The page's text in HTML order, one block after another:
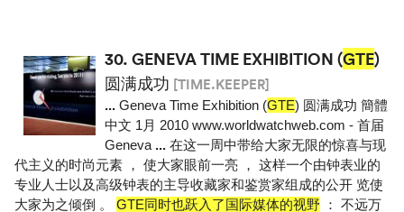
30. GENEVA TIME EXHIBITION (GTE)
圆满成功 [TIME.KEEPER]
... Geneva Time Exhibition (GTE) 圆满成功 簡體
中文 1月 2010 www.worldwatchweb.com - 首届
Geneva ... 在这一周中带给大家无限的惊喜与现
代主义的时尚元素 ， 使大家眼前一亮 ， 这样一个由钟表业的
专业人士以及高级钟表的主导收藏家和鉴赏家组成的公开 览使
大家为之倾倒 。 GTE同时也跃入了国际媒体的视野 ： 不远万